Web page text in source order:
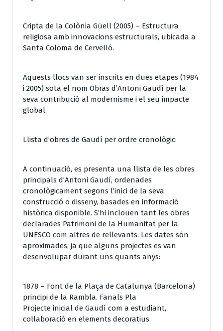
Cripta de la Colònia Güell (2005) – Estructura
religiosa amb innovacions estructurals, ubicada a
Santa Coloma de Cervelló.
Aquests llocs van ser inscrits en dues etapes (1984
i 2005) sota el nom Obras d’Antoni Gaudí per la
seva contribució al modernisme i el seu impacte
global.
Llista d’obres de Gaudí per ordre cronològic:
A continuació, es presenta una llista de les obres
principals d’Antoni Gaudí, ordenades
cronològicament segons l’inici de la seva
construcció o disseny, basades en informació
històrica disponible. S’hi inclouen tant les obres
declarades Patrimoni de la Humanitat per la
UNESCO com altres de rellevants. Les dates són
aproximades, ja que alguns projectes es van
desenvolupar durant uns quants anys:
1878 – Font de la Plaça de Catalunya (Barcelona)
principi de la Rambla. Fanals Pla
Projecte inicial de Gaudí com a estudiant,
col·laboració en elements decoratius.